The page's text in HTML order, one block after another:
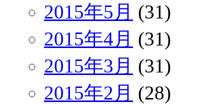
2015年5月 (31)
2015年4月 (31)
2015年3月 (31)
2015年2月 (28)